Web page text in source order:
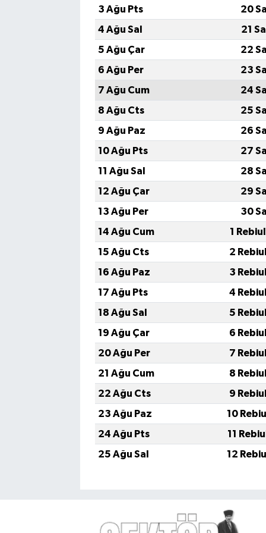
3 Ağu Pts
20
4 Ağu Sal
21
5 Ağu Çar
22
6 Ağu Per
23
7 Ağu Cum
24
8 Ağu Cts
25
9 Ağu Paz
26
10 Ağu Pts
27
11 Ağu Sal
28
12 Ağu Çar
29
13 Ağu Per
30
14 Ağu Cum
1
15 Ağu Cts
2
16 Ağu Paz
3
17 Ağu Pts
4
18 Ağu Sal
5
19 Ağu Çar
6
20 Ağu Per
7
21 Ağu Cum
8
22 Ağu Cts
9
23 Ağu Paz
10
24 Ağu Pts
11
25 Ağu Sal
12